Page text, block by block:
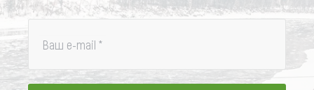
Ваш e-mail *